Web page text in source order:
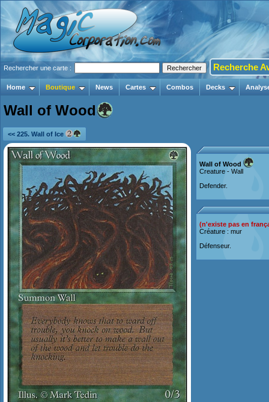
Rechercher une carte : Recherche
Home Boutique News Cartes Combos Decks
Wall of Wood
<< 225. Wall of Ice
Wall of Wood
Creature - Wall
Defender.
(n'existe pas en
Créature : mur
Défenseur.